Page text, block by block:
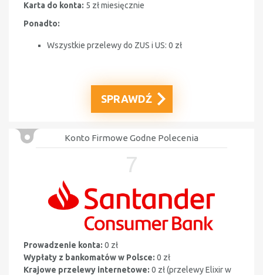
Karta do konta: 5 zł miesięcznie
Ponadto:
Wszystkie przelewy do ZUS i US: 0 zł
SPRAWDŹ
Konto Firmowe Godne Polecenia
7
Prowadzenie konta: 0 zł
Wypłaty z bankomatów w Polsce: 0 zł
Krajowe przelewy internetowe: 0 zł (przelewy Elixir w